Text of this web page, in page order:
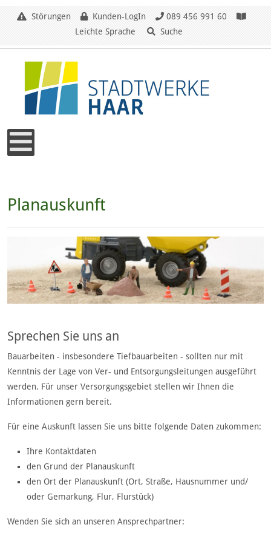
Störungen Kunden-LogIn
089 456 991 60
Leichte Sprache
Suche
Planauskunft
Sprechen Sie uns an
Bauarbeiten - insbesondere Tiefbauarbeiten - sollten nur mit
Kenntnis der Lage von Ver- und Entsorgungsleitungen ausgeführt
werden. Für unser Versorgungsgebiet stellen wir Ihnen die
Informationen gern bereit.
Für eine Auskunft lassen Sie uns bitte folgende Daten zukommen:
Ihre Kontaktdaten
den Grund der Planauskunft
den Ort der Planauskunft (Ort, Straße, Hausnummer und/
oder Gemarkung, Flur, Flurstück)
Wenden Sie sich an unseren Ansprechpartner: